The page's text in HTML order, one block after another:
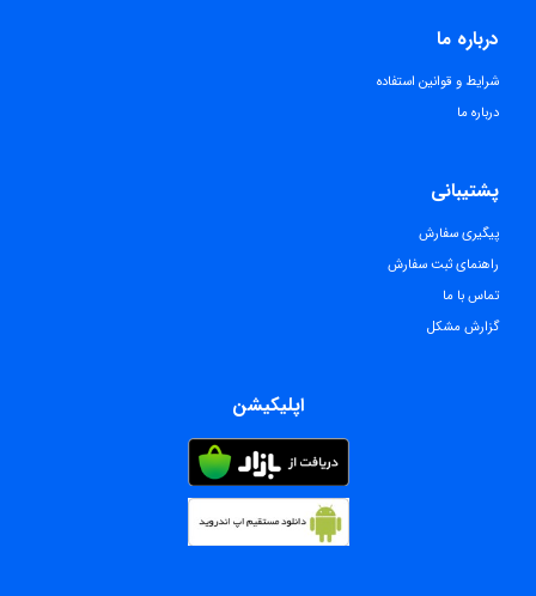
درباره ما
شرایط و قوانین استفاده
درباره ما
پشتیبانی
پیگیری سفارش
راهنمای ثبت سفارش
تماس با ما
گزارش مشکل
اپلیکیشن